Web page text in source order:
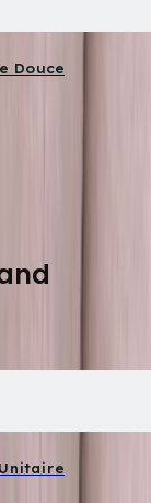
Douce